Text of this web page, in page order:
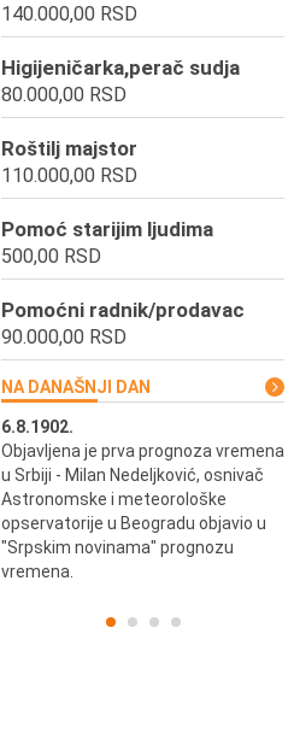
140.000,00 RSD
Higijeničarka,perač sudja
80.000,00 RSD
Roštilj majstor
110.000,00 RSD
Pomoć starijim ljudima
500,00 RSD
Pomoćni radnik/prodavac
90.000,00 RSD
NA DANAŠNJI DAN
6.8.1902.
Objavljena je prva prognoza vremena
u Srbiji - Milan Nedeljković, osnivač
Astronomske i meteorološke
opservatorije u Beogradu objavio u
"Srpskim novinama" prognozu
vremena.